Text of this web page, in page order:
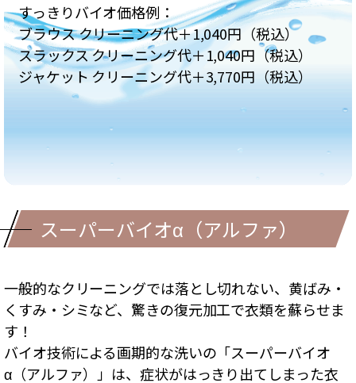
すっきりバイオ価格例：
ブラウス クリーニング代＋1,040円（税込）
スラックス クリーニング代＋1,040円（税込）
ジャケット クリーニング代＋3,770円（税込）
スーパーバイオα（アルファ）
一般的なクリーニングでは落とし切れない、黄ばみ・
くすみ・シミなど、驚きの復元加工で衣類を蘇らせま
す！
バイオ技術による画期的な洗いの「スーパーバイオ
α（アルファ）」は、症状がはっきり出てしまった衣